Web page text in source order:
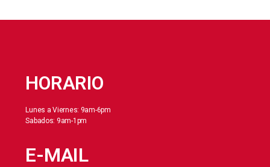
HORARIO
Lunes a Viernes: 9am-6pm
Sabados: 9am-1pm
E-MAIL